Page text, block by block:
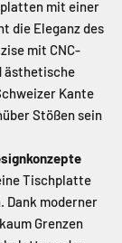
mit einer
die Eleganz des
mit CNC-
ästhetische
Kante
Stößen sein
Tischplatte
Dank moderner
Grenzen